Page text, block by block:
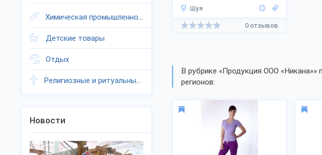
Шуя
0 отзывов
В рубрике «Продукция ООО «Никана»»
регионов:
Химическая промышленность
Детские товары
Отдых
Религиозные и ритуальные товары
Новости